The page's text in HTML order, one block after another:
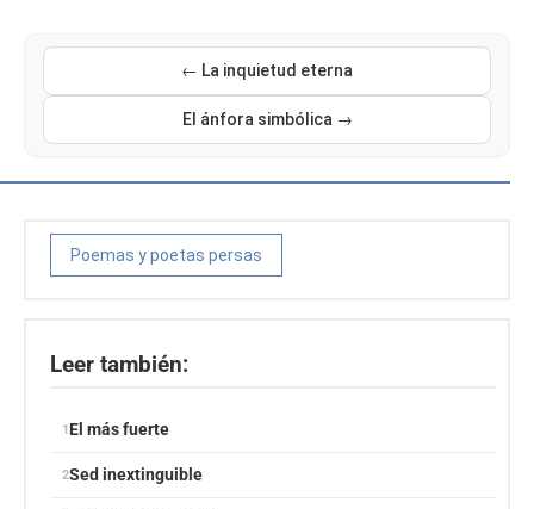
← La inquietud eterna
El ánfora simbólica →
Poemas y poetas persas
Leer también:
El más fuerte
Sed inextinguible